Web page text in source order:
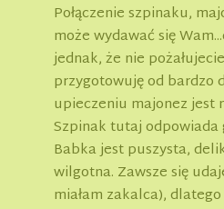
Połączenie szpinaku,
może wydawać się
jednak, że nie
przygotowuję od bardzo
upieczeniu majonez jest
Szpinak tutaj odpowiada
Babka jest puszysta,
wilgotna. Zawsze się
miałam zakalca),